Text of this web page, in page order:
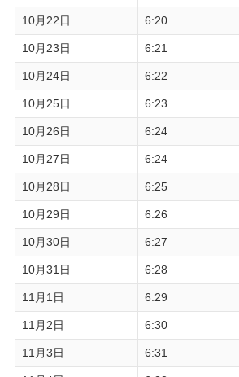
10月22日 6:20
10月23日 6:21
10月24日 6:22
10月25日 6:23
10月26日 6:24
10月27日 6:24
10月28日 6:25
10月29日 6:26
10月30日 6:27
10月31日 6:28
11月1日 6:29
11月2日 6:30
11月3日 6:31